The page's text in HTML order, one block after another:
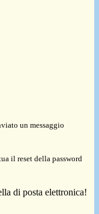
un messaggio
il reset della password
di posta elettronica!